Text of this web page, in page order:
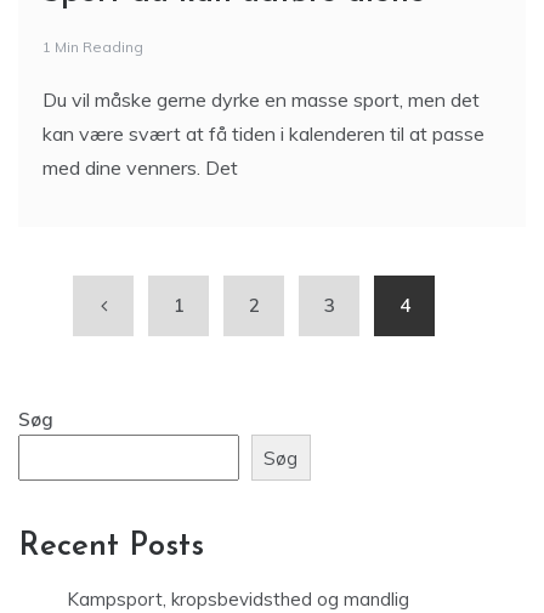
1 Min Reading
Du vil måske gerne dyrke en masse sport, men det
kan være svært at få tiden i kalenderen til at passe
med dine venners. Det
1 2 3 4
Søg
Søg
Recent Posts
Kampsport, kropsbevidsthed og mandlig